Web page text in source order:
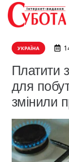
УКРАЇНА
Платити
для
змінили